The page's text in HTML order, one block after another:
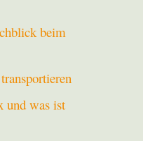
beim
und was ist